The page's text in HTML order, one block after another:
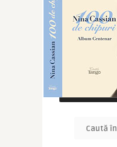
CAUTĂ ÎN SITE